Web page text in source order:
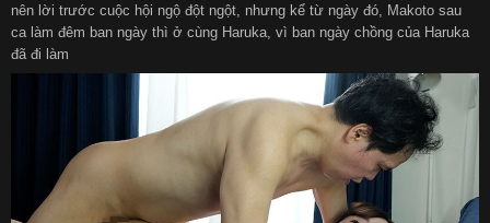
nên lời trước cuộc hội ngộ đột ngột, nhưng kể từ ngày đó, Makoto sau
ca làm đêm ban ngày thì ở cùng Haruka, vì ban ngày chồng của Haruka
đã đi làm